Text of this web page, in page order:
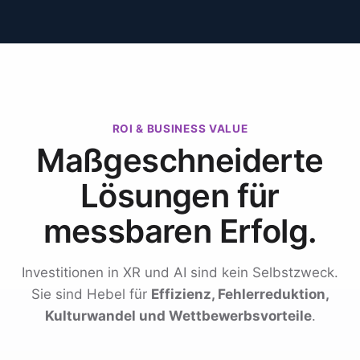
ROI & BUSINESS VALUE
Maßgeschneiderte
Lösungen für
messbaren Erfolg.
Investitionen in XR und AI sind kein Selbstzweck.
Sie sind Hebel für Effizienz, Fehlerreduktion,
Kulturwandel und Wettbewerbsvorteile.